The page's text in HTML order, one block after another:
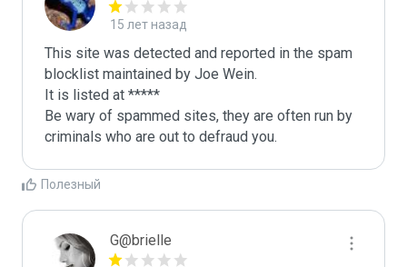
15 лет назад
This site was detected and reported in the spam
blocklist maintained by Joe Wein.
It is listed at *****
Be wary of spammed sites, they are often run by
criminals who are out to defraud you.
Полезный
G@brielle